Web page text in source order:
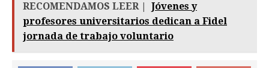
RECOMENDAMOS LEER |
Jóvenes y
profesores universitarios dedican a Fidel
jornada de trabajo voluntario